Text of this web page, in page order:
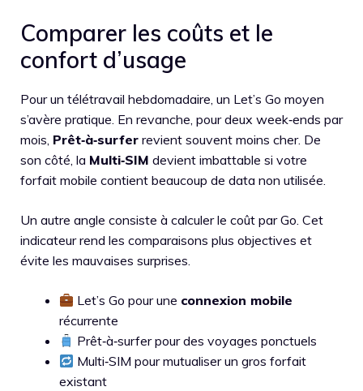
Comparer les coûts et le
confort d’usage
Pour un télétravail hebdomadaire, un Let’s Go moyen
s’avère pratique. En revanche, pour deux week‑ends par
mois, Prêt‑à‑surfer revient souvent moins cher. De
son côté, la Multi‑SIM devient imbattable si votre
forfait mobile contient beaucoup de data non utilisée.
Un autre angle consiste à calculer le coût par Go. Cet
indicateur rend les comparaisons plus objectives et
évite les mauvaises surprises.
Let’s Go pour une connexion mobile
récurrente
Prêt‑à‑surfer pour des voyages ponctuels
Multi‑SIM pour mutualiser un gros forfait
existant